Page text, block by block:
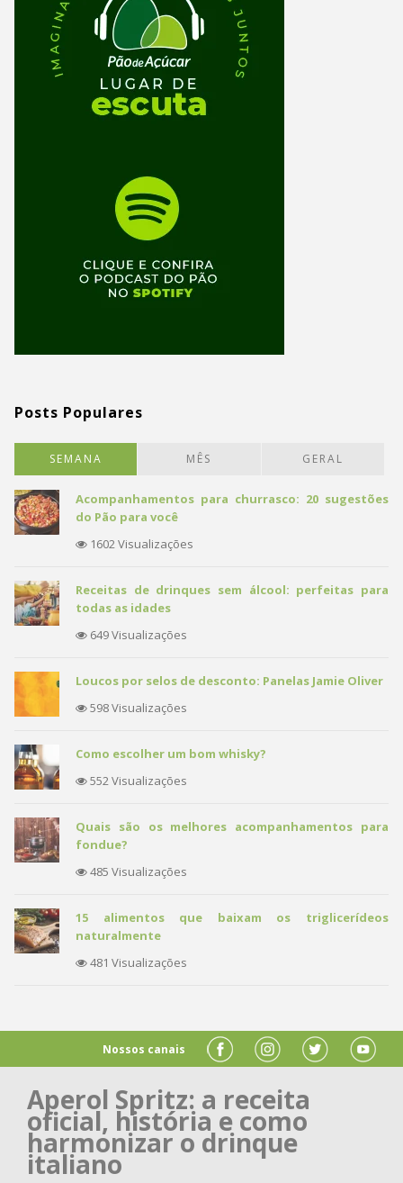
Posts Populares
SEMANA MÊS GERAL
Acompanhamentos para churrasco: 20 sugestões
do Pão para você
1602 Visualizações
Receitas de drinques sem álcool: perfeitas para
todas as idades
649 Visualizações
Loucos por selos de desconto: Panelas Jamie Oliver
598 Visualizações
Como escolher um bom whisky?
552 Visualizações
Quais são os melhores acompanhamentos para
fondue?
485 Visualizações
15 alimentos que baixam os triglicerídeos
naturalmente
481 Visualizações
Nossos canais
Aperol Spritz: a receita
oficial, história e como
harmonizar o drinque
italiano